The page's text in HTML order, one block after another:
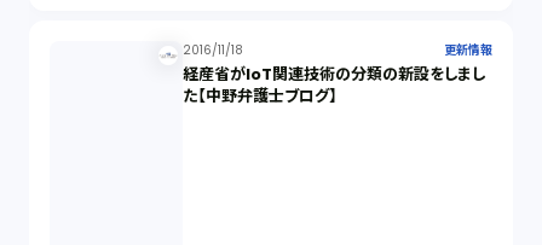
2016/11/18 更新情報
経産省がIoT関連技術の分類の新設をしまし
た【中野弁護士ブログ】